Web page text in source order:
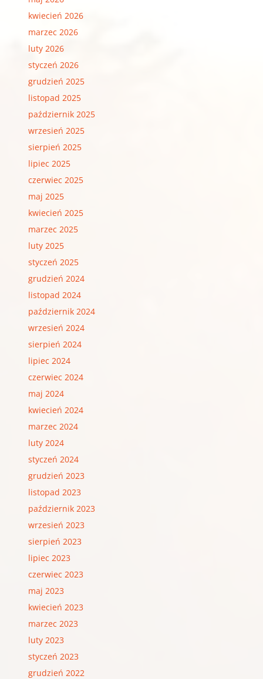
kwiecień 2026
marzec 2026
luty 2026
styczeń 2026
grudzień 2025
listopad 2025
październik 2025
wrzesień 2025
sierpień 2025
lipiec 2025
czerwiec 2025
maj 2025
kwiecień 2025
marzec 2025
luty 2025
styczeń 2025
grudzień 2024
listopad 2024
październik 2024
wrzesień 2024
sierpień 2024
lipiec 2024
czerwiec 2024
maj 2024
kwiecień 2024
marzec 2024
luty 2024
styczeń 2024
grudzień 2023
listopad 2023
październik 2023
wrzesień 2023
sierpień 2023
lipiec 2023
czerwiec 2023
maj 2023
kwiecień 2023
marzec 2023
luty 2023
styczeń 2023
grudzień 2022